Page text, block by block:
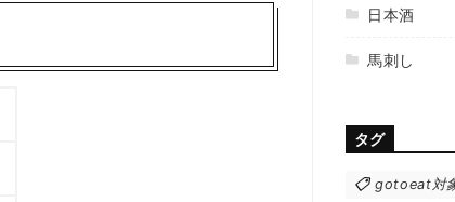
日本酒
馬刺し
タグ
gotoeat対